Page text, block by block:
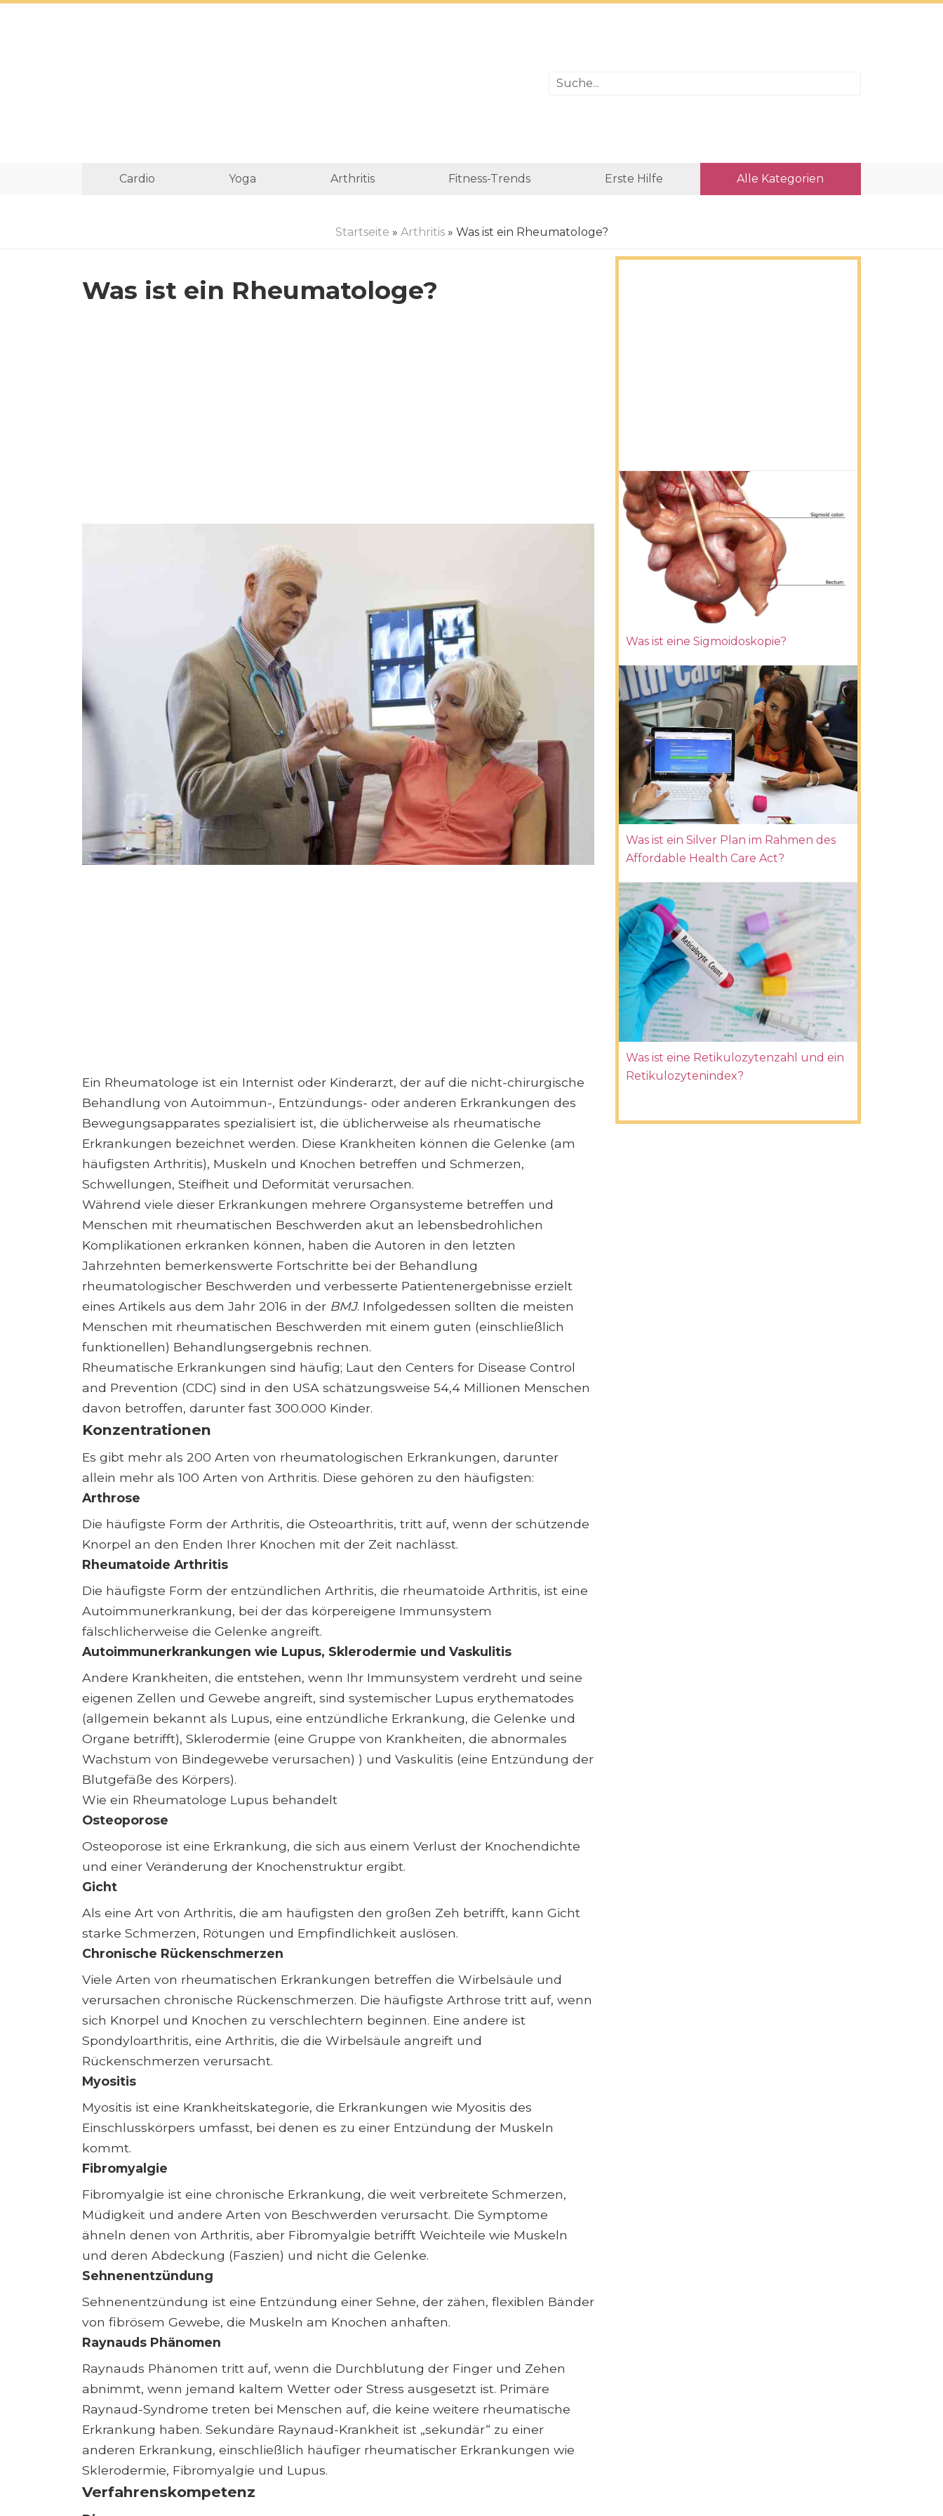
Cardio Yoga Arthritis Fitness-Trends Erste Hilfe Alle Kategorien
Startseite » Arthritis» Was ist ein Rheumatologe?
Was ist ein Rheumatologe?
Ein Rheumatologe ist ein Internist oder Kinderarzt, der auf die nicht-chirurgische
Behandlung von Autoimmun-, Entzündungs- oder anderen Erkrankungen des
Bewegungsapparates spezialisiert ist, die üblicherweise als rheumatische
Erkrankungen bezeichnet werden. Diese Krankheiten können die Gelenke (am
häufigsten Arthritis), Muskeln und Knochen betreffen und Schmerzen,
Schwellungen, Steifheit und Deformität verursachen.
Während viele dieser Erkrankungen mehrere Organsysteme betreffen und
Menschen mit rheumatischen Beschwerden akut an lebensbedrohlichen
Komplikationen erkranken können, haben die Autoren in den letzten
Jahrzehnten bemerkenswerte Fortschritte bei der Behandlung
rheumatologischer Beschwerden und verbesserte Patientenergebnisse erzielt
eines Artikels aus dem Jahr 2016 in der BMJ. Infolgedessen sollten die meisten
Menschen mit rheumatischen Beschwerden mit einem guten (einschließlich
funktionellen) Behandlungsergebnis rechnen.
Rheumatische Erkrankungen sind häufig; Laut den Centers for Disease Control
and Prevention (CDC) sind in den USA schätzungsweise 54,4 Millionen Menschen
davon betroffen, darunter fast 300.000 Kinder.
Konzentrationen
Es gibt mehr als 200 Arten von rheumatologischen Erkrankungen, darunter
allein mehr als 100 Arten von Arthritis. Diese gehören zu den häufigsten:
Arthrose
Die häufigste Form der Arthritis, die Osteoarthritis, tritt auf, wenn der schützende
Knorpel an den Enden Ihrer Knochen mit der Zeit nachlässt.
Rheumatoide Arthritis
Die häufigste Form der entzündlichen Arthritis, die rheumatoide Arthritis, ist eine
Autoimmunerkrankung, bei der das körpereigene Immunsystem
fälschlicherweise die Gelenke angreift.
Autoimmunerkrankungen wie Lupus, Sklerodermie und Vaskulitis
Andere Krankheiten, die entstehen, wenn Ihr Immunsystem verdreht und seine
eigenen Zellen und Gewebe angreift, sind systemischer Lupus erythematodes
(allgemein bekannt als Lupus, eine entzündliche Erkrankung, die Gelenke und
Organe betrifft), Sklerodermie (eine Gruppe von Krankheiten, die abnormales
Wachstum von Bindegewebe verursachen) ) und Vaskulitis (eine Entzündung der
Blutgefäße des Körpers).
Wie ein Rheumatologe Lupus behandelt
Osteoporose
Osteoporose ist eine Erkrankung, die sich aus einem Verlust der Knochendichte
und einer Veränderung der Knochenstruktur ergibt.
Gicht
Als eine Art von Arthritis, die am häufigsten den großen Zeh betrifft, kann Gicht
starke Schmerzen, Rötungen und Empfindlichkeit auslösen.
Chronische Rückenschmerzen
Viele Arten von rheumatischen Erkrankungen betreffen die Wirbelsäule und
verursachen chronische Rückenschmerzen. Die häufigste Arthrose tritt auf, wenn
sich Knorpel und Knochen zu verschlechtern beginnen. Eine andere ist
Spondyloarthritis, eine Arthritis, die die Wirbelsäule angreift und
Rückenschmerzen verursacht.
Myositis
Myositis ist eine Krankheitskategorie, die Erkrankungen wie Myositis des
Einschlusskörpers umfasst, bei denen es zu einer Entzündung der Muskeln
kommt.
Fibromyalgie
Fibromyalgie ist eine chronische Erkrankung, die weit verbreitete Schmerzen,
Müdigkeit und andere Arten von Beschwerden verursacht. Die Symptome
ähneln denen von Arthritis, aber Fibromyalgie betrifft Weichteile wie Muskeln
und deren Abdeckung (Faszien) und nicht die Gelenke.
Sehnenentzündung
Sehnenentzündung ist eine Entzündung einer Sehne, der zähen, flexiblen Bänder
von fibrösem Gewebe, die Muskeln am Knochen anhaften.
Raynauds Phänomen
Raynauds Phänomen tritt auf, wenn die Durchblutung der Finger und Zehen
abnimmt, wenn jemand kaltem Wetter oder Stress ausgesetzt ist. Primäre
Raynaud-Syndrome treten bei Menschen auf, die keine weitere rheumatische
Erkrankung haben. Sekundäre Raynaud-Krankheit ist „sekundär“ zu einer
anderen Erkrankung, einschließlich häufiger rheumatischer Erkrankungen wie
Sklerodermie, Fibromyalgie und Lupus.
Verfahrenskompetenz
Was ist eine Sigmoidoskopie?
Was ist ein Silver Plan im Rahmen des
Affordable Health Care Act?
Was ist eine Retikulozytenzahl und ein
Retikulozytenindex?